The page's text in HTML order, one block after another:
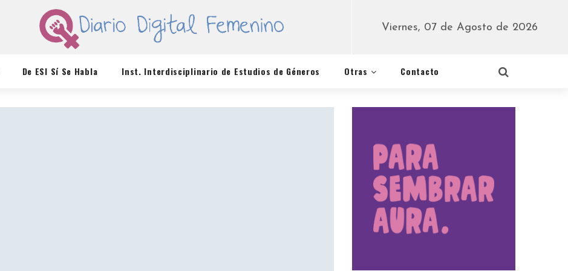
Viernes, 07 de Agosto de 2026
De ESI Sí Se Habla Inst. Interdisciplinario de Estudios de Géneros Otras Contacto